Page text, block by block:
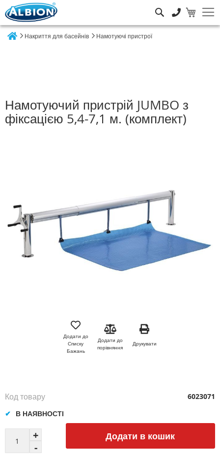
Накриття для басейнів Намотуючі пристрої
Намотуючий пристрій JUMBO з
фіксацією 5,4-7,1 м. (комплект)
Додати до
Списку
Бажань
Додати до
порівняння
Друкувати
Додати в кошик
В НАЯВНОСТІ
Код товару 6023071